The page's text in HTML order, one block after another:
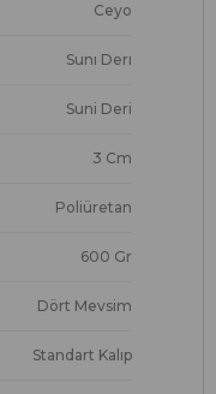
Ceyo
Sunı Derı
Suni Deri
3 Cm
Poliüretan
600 Gr
Dört Mevsim
Standart Kalıp